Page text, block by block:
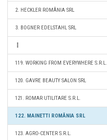
2. HECKLER ROMÂNIA SRL
3. BOGNER EDELSTAHL SRL
119. WORKING FROM EVERYWHERE S.R.L.
120. GAVRE BEAUTY SALON SRL
121. ROMAR UTILITARE S.R.L.
122. MAINETTI ROMÂNIA SRL
123. AGRO-CENTER S.R.L.